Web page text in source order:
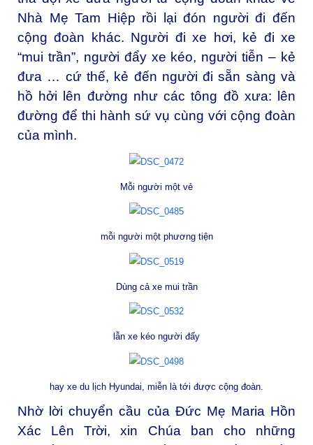
Nhà Mẹ Tam Hiệp rồi lại đón người đi đến
cộng đoàn khác. Người đi xe hơi, kẻ đi xe
“mui trần”, người đẩy xe kéo, người tiễn – kẻ
đưa … cứ thế, kẻ đến người đi sẵn sàng và
hồ hởi lên đường như các tông đồ xưa: lên
đường để thi hành sứ vụ cùng với cộng đoàn
của mình.
Mỗi người một vẻ
mỗi người một phương tiện
Dùng cả xe mui trần
lẫn xe kéo người đẩy
hay xe du lịch Hyundai, miễn là tới được cộng đoàn.
Nhờ lời chuyển cầu của Đức Mẹ Maria Hồn
Xác Lên Trời, xin Chúa ban cho những